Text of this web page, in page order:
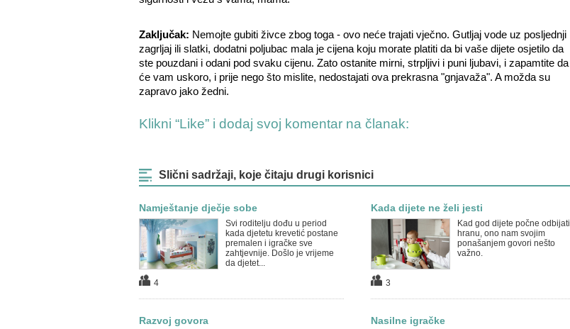
Zaključak: Nemojte gubiti živce zbog toga - ovo neće trajati vječno. Gutljaj vode uz posljednji
zagrljaj ili slatki, dodatni poljubac mala je cijena koju morate platiti da bi vaše dijete osjetilo da
ste pouzdani i odani pod svaku cijenu. Zato ostanite mirni, strpljivi i puni ljubavi, i zapamtite da
će vam uskoro, i prije nego što mislite, nedostajati ova prekrasna "gnjavaža". A možda su
zapravo jako žedni.
Klikni “Like” i dodaj svoj komentar na članak:
Slični sadržaji, koje čitaju drugi korisnici
Namještanje dječje sobe
Svi roditelju dođu u period
kada djetetu krevetić postane
premalen i igračke sve
zahtjevnije. Došlo je vrijeme
da djetet...
4
Kada dijete ne želi jesti
Kad god dijete počne odbijati
hranu, ono nam svojim
ponašanjem govori nešto
važno.
3
Razvoj govora Nasilne igračke